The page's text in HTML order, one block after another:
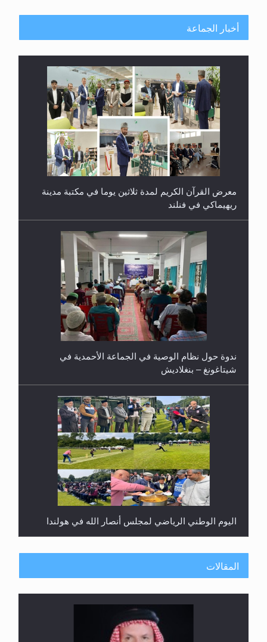
أخبار الجماعة
معرض القرآن الكريم لمدة ثلاثين يوما في مكتبة مدينة
ريهيماكي في فنلند
ندوة حول نظام الوصية في الجماعة الأحمدية في
شيتاغونغ – بنغلاديش
اليوم الوطني الرياضي لمجلس أنصار الله في هولندا
المقالات